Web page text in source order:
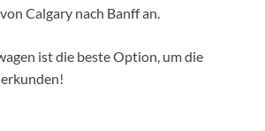
Calgary nach Banff an.
ist die beste Option, um die